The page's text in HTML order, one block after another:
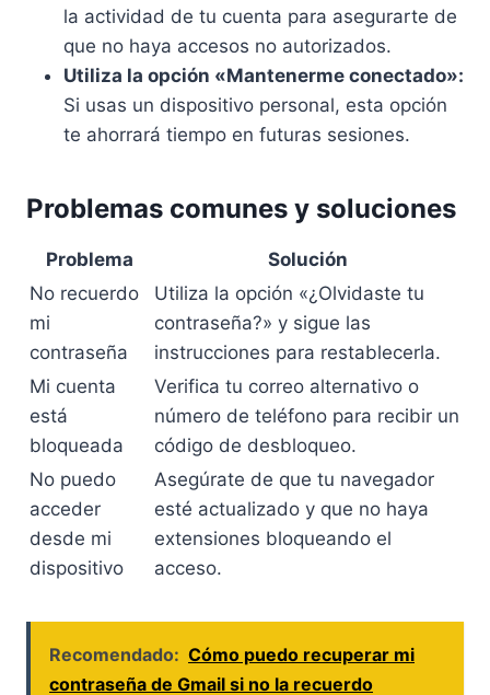
la actividad de tu cuenta para asegurarte de
que no haya accesos no autorizados.
Utiliza la opción «Mantenerme conectado»:
Si usas un dispositivo personal, esta opción
te ahorrará tiempo en futuras sesiones.
Problemas comunes y soluciones
Problema
Solución
No recuerdo
mi
contraseña
Utiliza la opción «¿Olvidaste tu
contraseña?» y sigue las
instrucciones para restablecerla.
Mi cuenta
está
bloqueada
Verifica tu correo alternativo o
número de teléfono para recibir un
código de desbloqueo.
No puedo
acceder
desde mi
dispositivo
Asegúrate de que tu navegador
esté actualizado y que no haya
extensiones bloqueando el
acceso.
Recomendado: Cómo puedo recuperar mi
contraseña de Gmail si no la recuerdo